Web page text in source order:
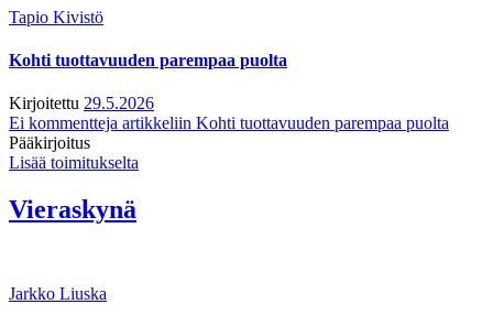
Tapio Kivistö
Kohti tuottavuuden parempaa puolta
Kirjoitettu 29.5.2026
Ei kommentteja artikkeliin Kohti tuottavuuden parempaa puolta
Pääkirjoitus
Lisää toimitukselta
Vieraskynä
Jarkko Liuska